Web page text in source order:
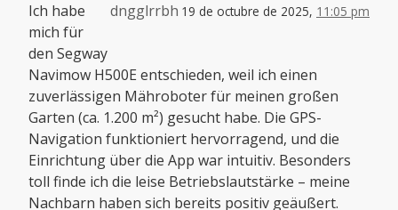
dngglrrbh 19 de octubre de 2025, 11:05 pm
Ich habe
mich für
den Segway
Navimow H500E entschieden, weil ich einen
zuverlässigen Mähroboter für meinen großen
Garten (ca. 1.200 m²) gesucht habe. Die GPS-
Navigation funktioniert hervorragend, und die
Einrichtung über die App war intuitiv. Besonders
toll finde ich die leise Betriebslautstärke – meine
Nachbarn haben sich bereits positiv geäußert.